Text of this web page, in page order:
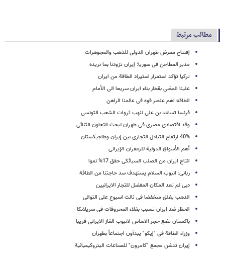
مطالب مرتبط
إفتتاح معرض طهران الدولی للذهب والمجوهرات
مدیر المطاحن فی سوریا: إیران تزودنا بما نریده
ترکیا تؤکد استمرار استیراد الطاقة من ایران
علینا المضی بقطار بناء ایران سریعا الى الأمام
الطاقه اهم عنصر قوه فی عالمنا الراهن
فرنسا تساعد بن علی لنهب ثروات الشعب التونسی
وفد اقتصادی مصری فی طهران لبحث التعاون الثنائی
40% ارتفاع التبادل التجاری بین إیران وطاجیکستان
أهم الأسواق الدولیة للزعفران الإیرانی
انتاج ایران من الصلب السبائکی حقق 17% نموا
ربانی: انبوب السلام یستهدف سد حاجتنا من الطاقة
دبی لم تعد المکان المفضل للتجار الایرانیین
الذهب یغلق منخفضا فی ثالث اسبوع على التوالی
الحظر ضد إیران تسبب بغلاء المحروقات فی سریلانکا
باکستان تضع حجر الاساس لانبوب الغاز الایرانی قریبا
وزراء الطاقة فی "إیکو" یبدأون اجتماعاً بطهران
إیران تدشن مجمع "کامرون" للصناعات البتروکیمیائیة